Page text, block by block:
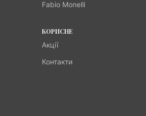
Fabio Monelli
КОРИСНЕ
Акції
Контакти